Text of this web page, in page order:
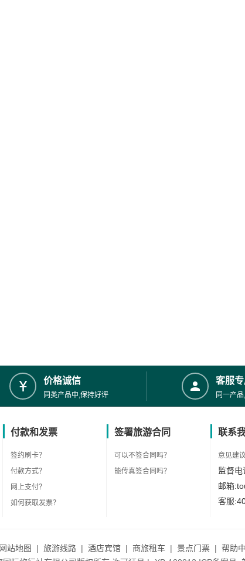
价格诚信
同类产品中,保持好评
客服
同一产
付款和发票
签约刷卡？
付款方式？
网上支付？
如何获取发票？
签署旅游合同
可以不签合同吗？
能传真签合同吗？
联系
意见建议
监督
邮箱
客服
网站地图 | 旅游线路 | 酒店宾馆 | 商旅租车 | 景点门票 | 帮助